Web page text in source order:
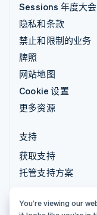
Sessions 年度大会
隐私和条款
禁止和限制的业务
牌照
网站地图
Cookie 设置
更多资源
支持
获取支持
托管支持方案
© 2026 Stripe,
You’re viewing our